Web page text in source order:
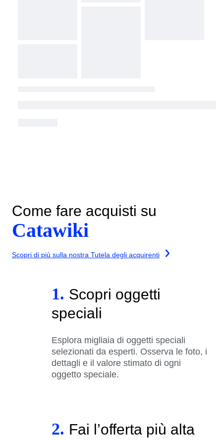
Come fare acquisti su
Catawiki
Scopri di più sulla nostra Tutela degli acquirenti
1. Scopri oggetti
speciali
Esplora migliaia di oggetti speciali
selezionati da esperti. Osserva le foto, i
dettagli e il valore stimato di ogni
oggetto speciale.
2. Fai l’offerta più alta